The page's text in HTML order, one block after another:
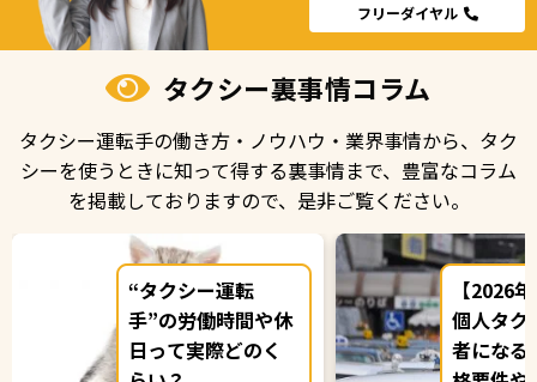
フリーダイヤル
タクシー裏事情コラム
タクシー運転手の働き方・ノウハウ・業界事情から、タク
シーを使うときに知って得する裏事情まで、 豊富なコラム
を掲載しておりますので、是非ご覧ください。
“タクシー運転
手”の労働時間や休
日って実際どのく
【2026
個人タク
者になる